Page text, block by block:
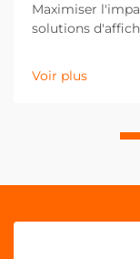
Maximiser
solutions
marketing, les
grande
Voir plus